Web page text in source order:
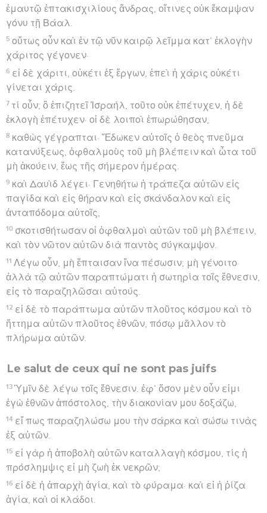
ἐμαυτῷ ἑπτακισχιλίους ἄνδρας, οἵτινες οὐκ ἔκαμψαν
γόνυ τῇ Βάαλ.
5 οὕτως οὖν καὶ ἐν τῷ νῦν καιρῷ λεῖμμα κατ’ ἐκλογὴν
χάριτος γέγονεν·
6 εἰ δὲ χάριτι, οὐκέτι ἐξ ἔργων, ἐπεὶ ἡ χάρις οὐκέτι
γίνεται χάρις.
7 τί οὖν; ὃ ἐπιζητεῖ Ἰσραήλ, τοῦτο οὐκ ἐπέτυχεν, ἡ δὲ
ἐκλογὴ ἐπέτυχεν· οἱ δὲ λοιποὶ ἐπωρώθησαν,
8 καθὼς γέγραπται· Ἔδωκεν αὐτοῖς ὁ θεὸς πνεῦμα
κατανύξεως, ὀφθαλμοὺς τοῦ μὴ βλέπειν καὶ ὦτα τοῦ
μὴ ἀκούειν, ἕως τῆς σήμερον ἡμέρας.
9 καὶ Δαυὶδ λέγει· Γενηθήτω ἡ τράπεζα αὐτῶν εἰς
παγίδα καὶ εἰς θήραν καὶ εἰς σκάνδαλον καὶ εἰς
ἀνταπόδομα αὐτοῖς,
10 σκοτισθήτωσαν οἱ ὀφθαλμοὶ αὐτῶν τοῦ μὴ βλέπειν,
καὶ τὸν νῶτον αὐτῶν διὰ παντὸς σύγκαμψον.
11 Λέγω οὖν, μὴ ἔπταισαν ἵνα πέσωσιν; μὴ γένοιτο·
ἀλλὰ τῷ αὐτῶν παραπτώματι ἡ σωτηρία τοῖς ἔθνεσιν,
εἰς τὸ παραζηλῶσαι αὐτούς.
12 εἰ δὲ τὸ παράπτωμα αὐτῶν πλοῦτος κόσμου καὶ τὸ
ἥττημα αὐτῶν πλοῦτος ἐθνῶν, πόσῳ μᾶλλον τὸ
πλήρωμα αὐτῶν.
Le salut de ceux qui ne sont pas juifs
13 Ὑμῖν δὲ λέγω τοῖς ἔθνεσιν. ἐφ’ ὅσον μὲν οὖν εἰμι
ἐγὼ ἐθνῶν ἀπόστολος, τὴν διακονίαν μου δοξάζω,
14 εἴ πως παραζηλώσω μου τὴν σάρκα καὶ σώσω τινὰς
ἐξ αὐτῶν.
15 εἰ γὰρ ἡ ἀποβολὴ αὐτῶν καταλλαγὴ κόσμου, τίς ἡ
πρόσλημψις εἰ μὴ ζωὴ ἐκ νεκρῶν;
16 εἰ δὲ ἡ ἀπαρχὴ ἁγία, καὶ τὸ φύραμα· καὶ εἰ ἡ ῥίζα
ἁγία, καὶ οἱ κλάδοι.